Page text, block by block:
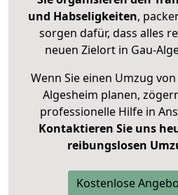
und Habseligkeiten,
sorgen dafür, dass alles
neuen Zielort in Gau-
Wenn Sie einen Umzug
Algesheim planen,
professionelle Hilfe in
Kontaktieren Sie uns
reibungslosen
Kostenlose